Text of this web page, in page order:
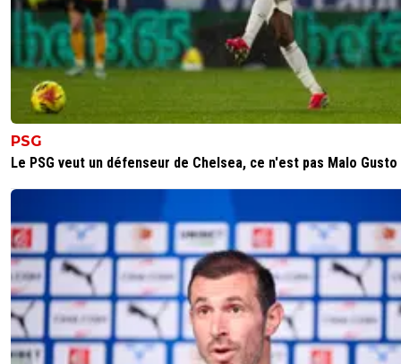
PSG
Le PSG veut un défenseur de Chelsea, ce n'est pas Malo Gusto